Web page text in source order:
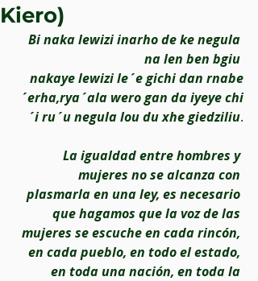
Kiero)
Bi naka lewizi inarho de ke negula
na len ben bgiu
nakaye lewizi le´e gichi dan rnabe
´erha,rya´ala wero gan da iyeye chi
´i ru´u negula lou du xhe giedziliu.
La igualdad entre hombres y
mujeres no se alcanza con
plasmarla en una ley, es necesario
que hagamos que la voz de las
mujeres se escuche en cada rincón,
en cada pueblo, en todo el estado,
en toda una nación, en toda la